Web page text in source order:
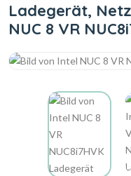
Ladegerät,
NUC 8 VR